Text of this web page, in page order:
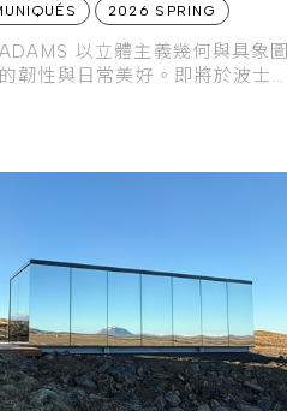
2026 SPRING
以立體主義幾何與具象圖
韌性與日常美好。即將於波士頓